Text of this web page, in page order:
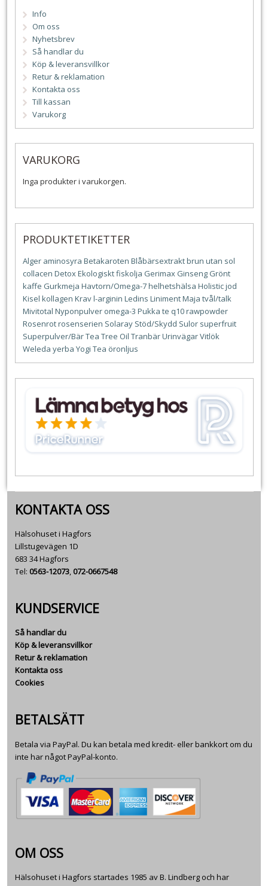
Info
Om oss
Nyhetsbrev
Så handlar du
Köp & leveransvillkor
Retur & reklamation
Kontakta oss
Till kassan
Varukorg
VARUKORG
Inga produkter i varukorgen.
PRODUKTETIKETTER
Alger aminosyra Betakaroten Blåbärsextraktbrun utan sol
collacen DetoxEkologisktfiskolja Gerimax Ginseng Grönt
kaffe Gurkmeja Havtorn/Omega-7helhetshälsa Holisticjod
Kisel kollagen Kravl-arginin Ledins LinimentMaja tvål/talk
Mivitotal Nyponpulver omega-3 Pukka te q10rawpowder
Rosenrotrosenserien Solaray Stöd/Skydd Sulor superfruit
Superpulver/BärTea Tree Oil TranbärUrinvägarVitlök
Weleda yerba Yogi Tea öronljus
KONTAKTA OSS
Hälsohuset i Hagfors
Lillstugevägen 1D
683 34 Hagfors
Tel: 0563-12073,072-0667548
KUNDSERVICE
Så handlar du
Köp & leveransvillkor
Retur & reklamation
Kontakta oss
Cookies
BETALSÄTT
Betala via PayPal. Du kan betala med kredit- eller bankkort om du
inte har något PayPal-konto.
OM OSS
Hälsohuset i Hagfors startades 1985 av B. Lindberg och har